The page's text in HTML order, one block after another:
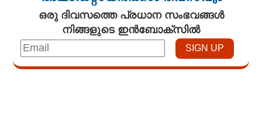
ഒരു ദിവസത്തെ പ്രധാന സംഭവങ്ങൾ
നിങ്ങളുടെ ഇൻബോക്സിൽ